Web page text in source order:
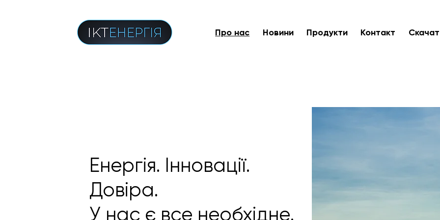
Про нас Новини Продукти Контакт
Енергія. Інновації.
Довіра.
У нас є все необхідне.